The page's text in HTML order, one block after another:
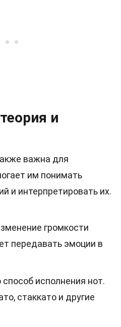
и
важна для
им понимать
и интерпретировать их.
громкости
передавать эмоции в
способ исполнения нот.
стаккато и другие